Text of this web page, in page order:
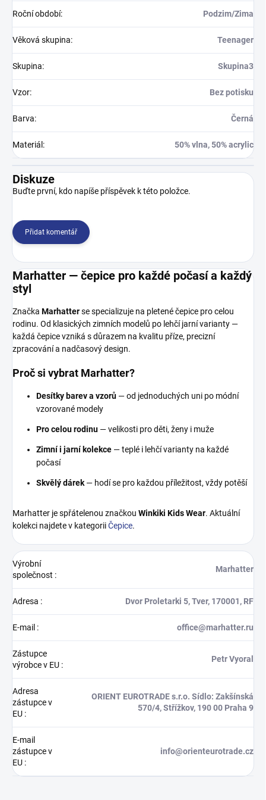
Roční období: Podzim/Zima
Věková skupina: Teenager
Skupina: Skupina3
Vzor: Bez potisku
Barva: Černá
Materiál : 50% vlna, 50% acrylic
Diskuze
Buďte první, kdo napíše příspěvek k této položce.
Přidat komentář
Marhatter — čepice pro každé počasí a každý
styl
Značka Marhatterse specializuje na pletené čepice pro celou
rodinu. Od klasických zimních modelů po lehčí jarní varianty —
každá čepice vzniká s důrazem na kvalitu příze, precizní
zpracování a nadčasový design.
Proč si vybrat Marhatter?
Desítky barev a vzorů — od jednoduchých uni po módní
vzorované modely
Pro celou rodinu — velikosti pro děti, ženy i muže
Zimní i jarní kolekce — teplé i lehčí varianty na každé
počasí
Skvělý dárek — hodí se pro každou příležitost, vždy potěší
Marhatter je spřátelenou značkou Winkiki Kids Wear. Aktuální
kolekci najdete v kategoriiČepice.
Výrobní
společnost :
Marhatter
Adresa : Dvor Proletarki 5, Tver, 170001, RF
E-mail : office@marhatter.ru
Zástupce
výrobce v EU :
Petr Vyoral
Adresa
zástupce v
EU :
ORIENT EUROTRADE s.r.o. Sídlo: Zakšínská
570/4, Střížkov, 190 00 Praha 9
E-mail
zástupce v
EU :
info@orienteurotrade.cz